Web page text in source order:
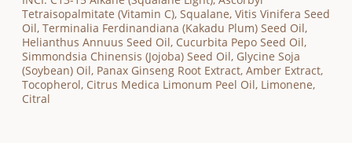
Tetraisopalmitate (Vitamin C), Squalane, Vitis Vinifera Seed
Oil, Terminalia Ferdinandiana (Kakadu Plum) Seed Oil,
Helianthus Annuus Seed Oil, Cucurbita Pepo Seed Oil,
Simmondsia Chinensis (Jojoba) Seed Oil, Glycine Soja
(Soybean) Oil, Panax Ginseng Root Extract, Amber Extract,
Tocopherol, Citrus Medica Limonum Peel Oil, Limonene,
Citral